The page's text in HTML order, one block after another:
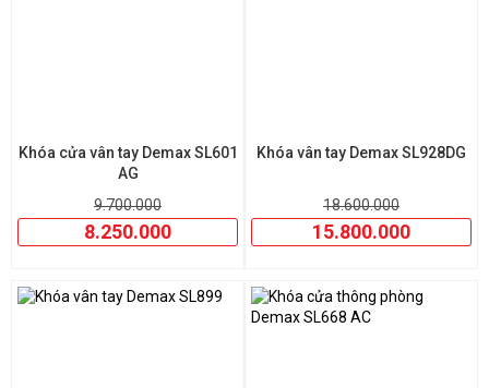
Khóa cửa vân tay Demax SL601
AG
9.700.000
8.250.000
Khóa vân tay Demax SL928DG
18.600.000
15.800.000